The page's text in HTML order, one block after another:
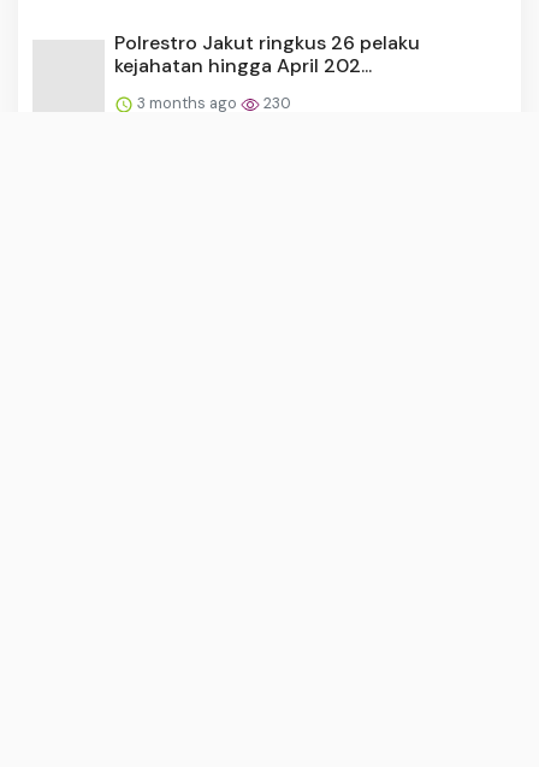
Polrestro Jakut ringkus 26 pelaku
kejahatan hingga April 202...
3 months ago 230